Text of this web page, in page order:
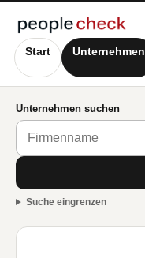
Start Unternehmen
Unternehmen suchen
Suche eingrenzen